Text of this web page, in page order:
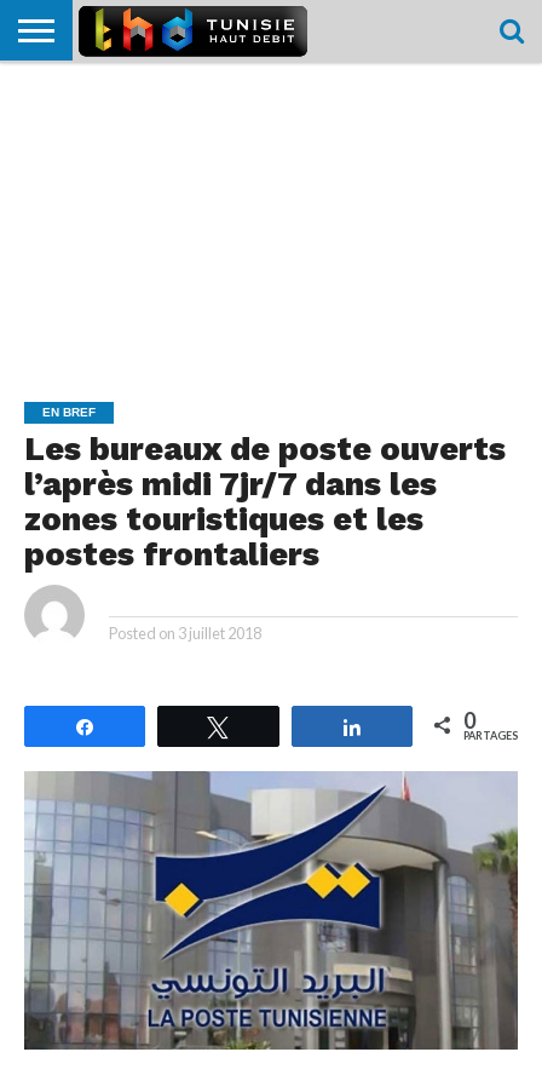
EN BREF
Les bureaux de poste ouverts
l’après midi 7jr/7 dans les
zones touristiques et les
postes frontaliers
Posted on 3 juillet 2018
Partagez 0
PARTAGES